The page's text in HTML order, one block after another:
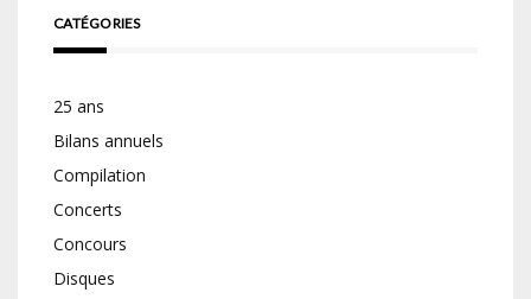
CATÉGORIES
25 ans
Bilans annuels
Compilation
Concerts
Concours
Disques